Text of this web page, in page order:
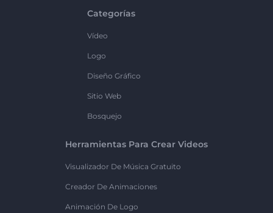
Categorías
Vídeo
Logo
Diseño Gráfico
Sitio Web
Bosquejo
Herramientas Para Crear Videos
Visualizador De Música Gratuito
Creador De Animaciones
Animación De Logo